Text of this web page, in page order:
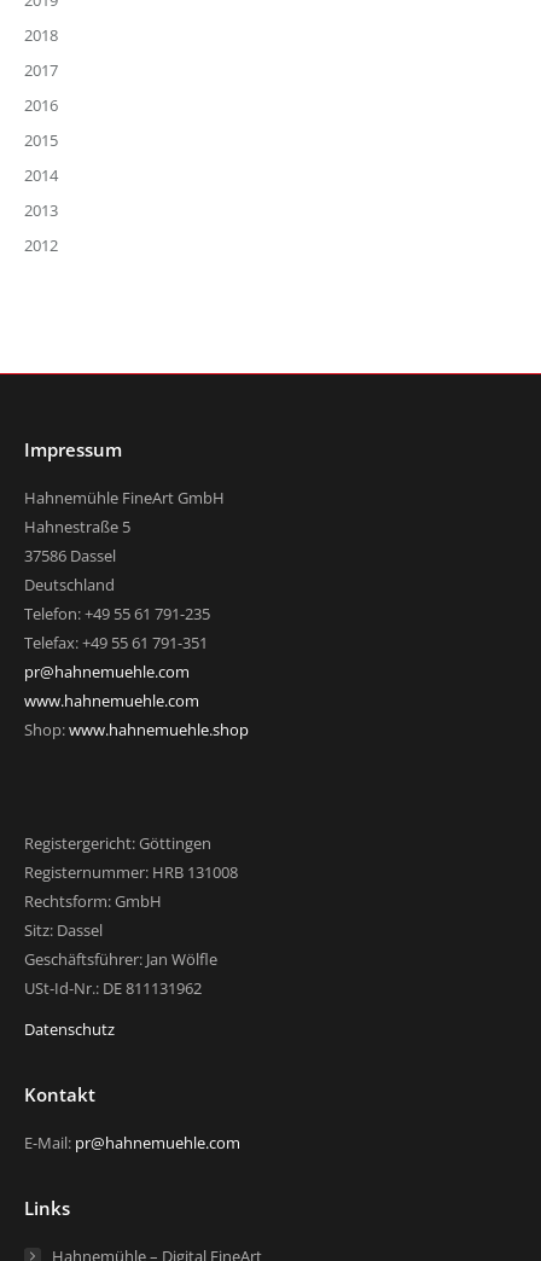
2018
2017
2016
2015
2014
2013
2012
Impressum
Hahnemühle FineArt GmbH
Hahnestraße 5
37586 Dassel
Deutschland
Telefon: +49 55 61 791-235
Telefax: +49 55 61 791-351
pr@hahnemuehle.com
www.hahnemuehle.com
Shop:www.hahnemuehle.shop
Registergericht: Göttingen
Registernummer: HRB 131008
Rechtsform: GmbH
Sitz: Dassel
Geschäftsführer: Jan Wölfle
USt-Id-Nr.: DE 811131962
Datenschutz
Kontakt
E-Mail: pr@hahnemuehle.com
Links
Hahnemühle – Digital FineArt